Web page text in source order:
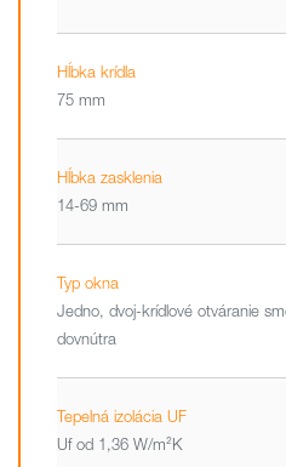
Hĺbka krídla
75 mm
Hĺbka zasklenia
14-69 mm
Typ okna
Jedno, dvoj-krídlové otváranie
dovnútra
Tepelná izolácia UF
Uf od 1,36 W/m²K